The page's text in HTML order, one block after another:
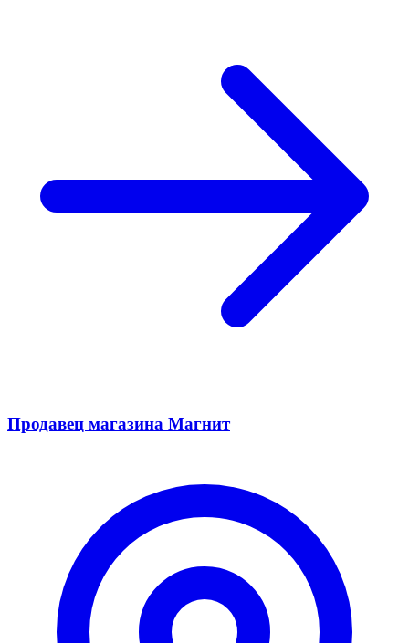
Продавец магазина Магнит